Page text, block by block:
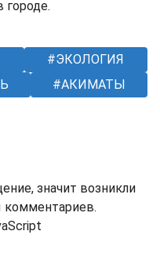
городе.
ЭКОЛОГИЯ
АКИМАТЫ
значит возникли